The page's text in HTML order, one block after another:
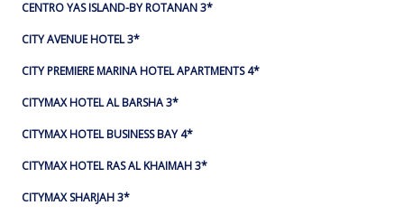
CENTRO YAS ISLAND-BY ROTANAN 3*
CITY AVENUE HOTEL 3*
CITY PREMIERE MARINA HOTEL APARTMENTS 4*
CITYMAX HOTEL AL BARSHA 3*
CITYMAX HOTEL BUSINESS BAY 4*
CITYMAX HOTEL RAS AL KHAIMAH 3*
CITYMAX SHARJAH 3*